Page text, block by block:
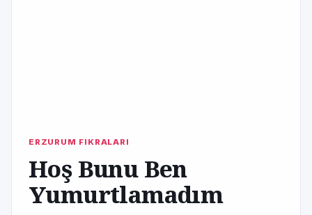
ERZURUM FIKRALARI
Hoş Bunu Ben
Yumurtlamadım